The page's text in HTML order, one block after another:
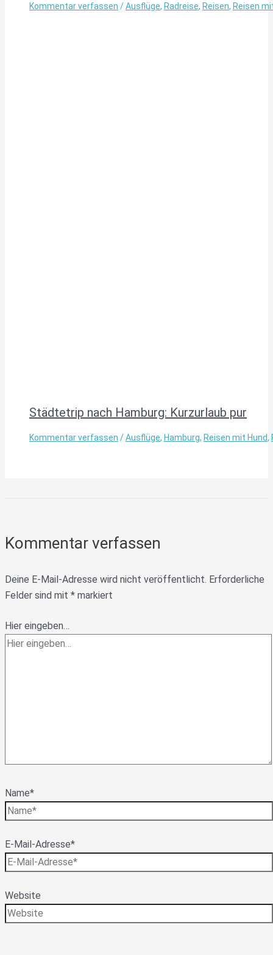
Kommentar verfassen /Ausflüge, Radreise, Reisen, Reisen
Städtetrip nach Hamburg: Kurzurlaub pur
Kommentar verfassen /Ausflüge, Hamburg, Reisen mit Hund,
Kommentar verfassen
Deine E-Mail-Adresse wird nicht veröffentlicht. Erforderliche
Felder sind mit * markiert
Hier eingeben…
Name*
E-Mail-Adresse*
Website